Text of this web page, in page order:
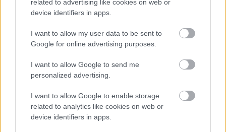
related to advertising like cookies on web or
device identifiers in apps.
I want to allow my user data to be sent to
Google for online advertising purposes.
I want to allow Google to send me
personalized advertising.
I want to allow Google to enable storage
related to analytics like cookies on web or
device identifiers in apps.
Eiropas pilsētās
nopirkt 70
dzīvokli ir gandrīz
nereāli – situācija
arvien pasliktinās